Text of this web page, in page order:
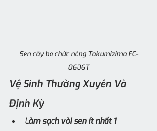
Sen cây ba chức năng Takumizima FC-
0606T
Vệ Sinh Thường Xuyên Và
Định Kỳ
Làm sạch vòi sen ít nhất 1